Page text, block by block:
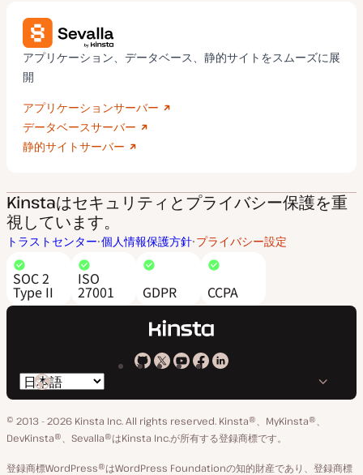
アプリケーション、データベース、静的サイトをスムーズに展
開
アプリケーションサーバー
データベースサーバー
静的サイトサーバー
Kinstaはセキュリティとプライバシー保護を重
視しています。
トラストセンター 個人情報保護方針 プライバシー設定
SOC 2
Type II
ISO
27001 GDPR CCPA
Kinsta
GitHub
Kinsta
X
ア
カ
Kinsta
YouTube
Kinsta
Facebook
Kinsta
LinkedIn
ペ
ー
言
語
の
© 2013 - 2026 Kinsta Inc. All rights reserved. Kinsta®、MyKinsta®、
DevKinsta®、Sevalla®はKinsta Inc.が所有する登録商標です。
登録商標WordPress®はWordPress Foundationの知的財産であり、登録商標